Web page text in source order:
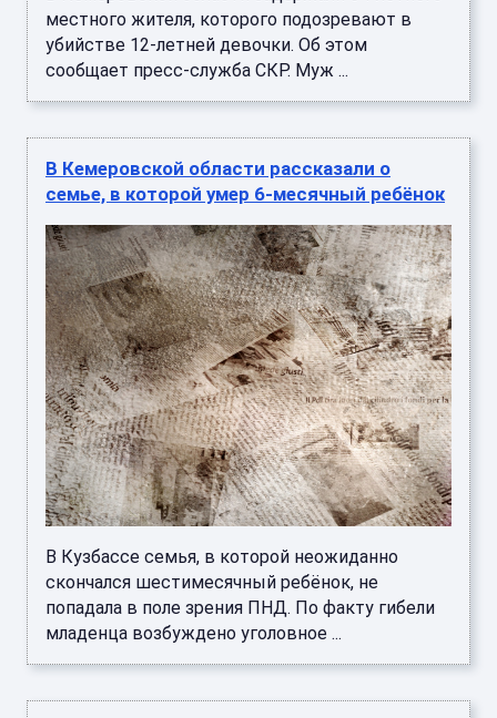
местного жителя, которого подозревают в
убийстве 12-летней девочки. Об этом
сообщает пресс-служба СКР. Муж ...
В Кемеровской области рассказали о
семье, в которой умер 6-месячный ребёнок
В Кузбассе семья, в которой неожиданно
скончался шестимесячный ребёнок, не
попадала в поле зрения ПНД. По факту гибели
младенца возбуждено уголовное ...